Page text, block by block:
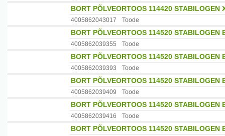
BORT PÕLVEORTOOS 114420 STABILOGEN
4005862043017 Toode
BORT PÕLVEORTOOS 114520 STABILOGEN
4005862039355 Toode
BORT PÕLVEORTOOS 114520 STABILOGEN
4005862039393 Toode
BORT PÕLVEORTOOS 114520 STABILOGEN
4005862039409 Toode
BORT PÕLVEORTOOS 114520 STABILOGEN
4005862039416 Toode
BORT PÕLVEORTOOS 114520 STABILOGEN